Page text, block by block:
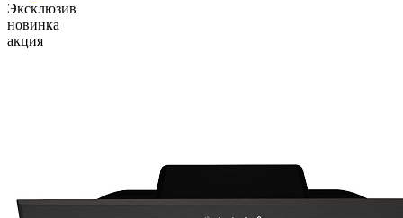
Эксклюзив
новинка
акция